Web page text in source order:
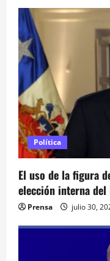
i
ó
n
d
e
e
n
t
r
Política
El uso de la figura
elección interna del
Prensa julio 30,